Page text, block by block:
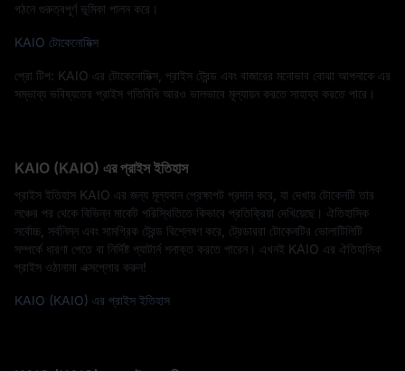
গঠনে গুরুত্বপূর্ণ ভূমিকা পালন করে।
KAIO টোকেনোমিক্স
প্রো টিপ: KAIO এর টোকেনোমিক্স, প্রাইস ট্রেন্ড এবং বাজারের মনোভাব বোঝা আপনাকে এর
সম্ভাব্য ভবিষ্যতের প্রাইস গতিবিধি আরও ভালভাবে মূল্যায়ন করতে সাহায্য করতে পারে।
KAIO (KAIO) এর প্রাইস ইতিহাস
প্রাইস ইতিহাস KAIO এর জন্য মূল্যবান প্রেক্ষাপট প্রদান করে, যা দেখায় টোকেনটি তার
লঞ্চের পর থেকে বিভিন্ন মার্কেট পরিস্থিতিতে কিভাবে প্রতিক্রিয়া দেখিয়েছে। ঐতিহাসিক
সর্বোচ্চ, সর্বনিম্ন এবং সামগ্রিক ট্রেন্ড বিশ্লেষণ করে, ট্রেডাররা টোকেনটির ভোলাটিলিটি
সম্পর্কে ধারণা পেতে বা নির্দিষ্ট প্যাটার্ন শনাক্ত করতে পারেন। এখনই KAIO এর ঐতিহাসিক
প্রাইস ওঠানামা এক্সপ্লোর করুন!
KAIO (KAIO) এর প্রাইস ইতিহাস